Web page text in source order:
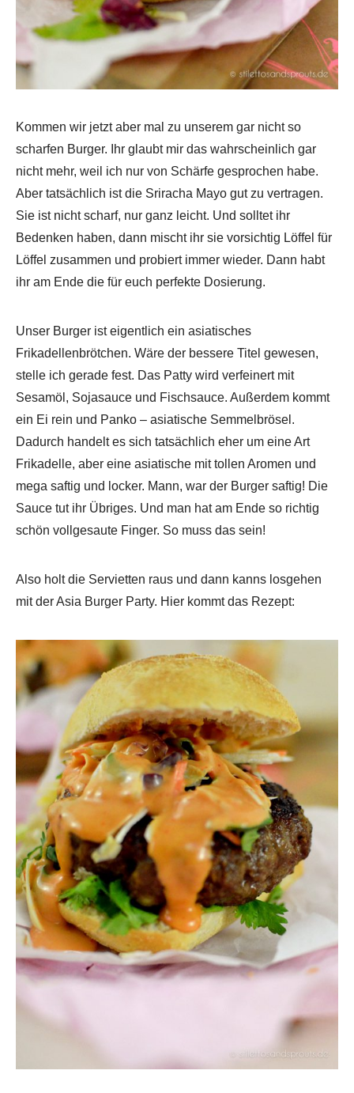
Kommen wir jetzt aber mal zu unserem gar nicht so
scharfen Burger. Ihr glaubt mir das wahrscheinlich gar
nicht mehr, weil ich nur von Schärfe gesprochen habe.
Aber tatsächlich ist die Sriracha Mayo gut zu vertragen.
Sie ist nicht scharf, nur ganz leicht. Und solltet ihr
Bedenken haben, dann mischt ihr sie vorsichtig Löffel für
Löffel zusammen und probiert immer wieder. Dann habt
ihr am Ende die für euch perfekte Dosierung.
Unser Burger ist eigentlich ein asiatisches
Frikadellenbrötchen. Wäre der bessere Titel gewesen,
stelle ich gerade fest. Das Patty wird verfeinert mit
Sesamöl, Sojasauce und Fischsauce. Außerdem kommt
ein Ei rein und Panko – asiatische Semmelbrösel.
Dadurch handelt es sich tatsächlich eher um eine Art
Frikadelle, aber eine asiatische mit tollen Aromen und
mega saftig und locker. Mann, war der Burger saftig! Die
Sauce tut ihr Übriges. Und man hat am Ende so richtig
schön vollgesaute Finger. So muss das sein!
Also holt die Servietten raus und dann kanns losgehen
mit der Asia Burger Party. Hier kommt das Rezept: